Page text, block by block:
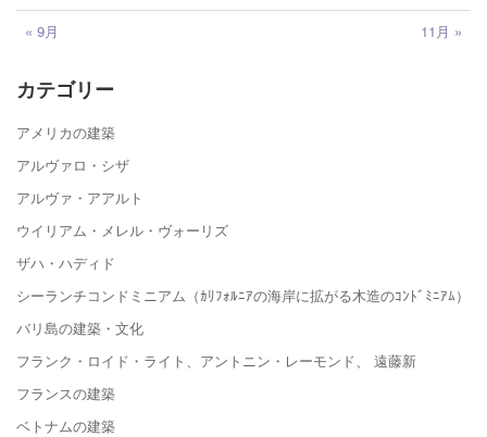
« 9月 11月 »
カテゴリー
アメリカの建築
アルヴァロ・シザ
アルヴァ・アアルト
ウイリアム・メレル・ヴォーリズ
ザハ・ハディド
シーランチコンドミニアム（ｶﾘﾌｫﾙﾆｱの海岸に拡がる木造のｺﾝﾄﾞﾐﾆｱﾑ）
バリ島の建築・文化
フランク・ロイド・ライト、アントニン・レーモンド、 遠藤新
フランスの建築
ベトナムの建築